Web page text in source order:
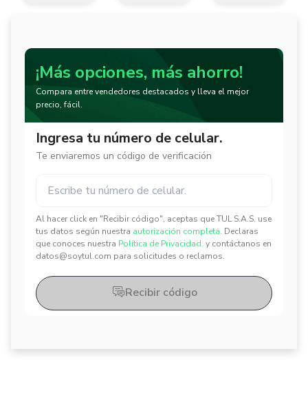
¡Más opciones, más ahorro!
Compara entre vendedores destacados y lleva el mejor
precio, fácil.
Ingresa tu número de celular.
Te enviaremos un código de verificación
Al hacer click en "Recibir código", aceptas que TUL S.A.S. use
tus datos según nuestra autorización completa. Declaras
que conoces nuestra Política de Privacidad. y contáctanos en
datos@soytul.com para solicitudes o reclamos.
✕
✕
Recibir código